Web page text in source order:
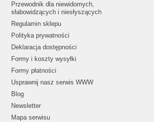
Przewodnik dla niewidomych,
słabowidzących i niesłyszących
Regulamin sklepu
Polityka prywatności
Deklaracja dostępności
Formy i koszty wysyłki
Formy płatności
Usprawnij nasz serwis WWW
Blog
Newsletter
Mapa serwisu